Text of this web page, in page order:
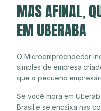
MAS AFINAL,
EM UBERABA
O Microempreendedor
simples de empresa
que o pequeno
Se você mora em
Brasil e se encaixa nas